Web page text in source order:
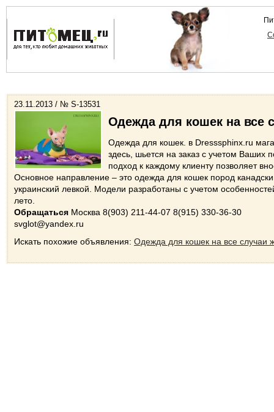
23.11.2013 / № S-13531
Одежда для кошек на все
Одежда для кошек. в Dresssphinx.ru
здесь, шьется на заказ с учетом
подход к каждому клиенту позволяет
Основное направление – это одежда для кошек пород
украинский левкой. Модели разработаны с учетом
лето.
Обращаться Москва 8(903) 211-44-07 8(915) 330-36-30
svglot@yandex.ru
Искать похожие объявления: Одежда для кошек на все случаи